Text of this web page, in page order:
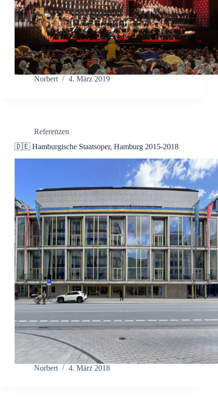
Norbert 4. März 2019
Referenzen
🇩🇪 Hamburgische Staatsoper, Hamburg 2015-2018
Norbert 4. März 2018